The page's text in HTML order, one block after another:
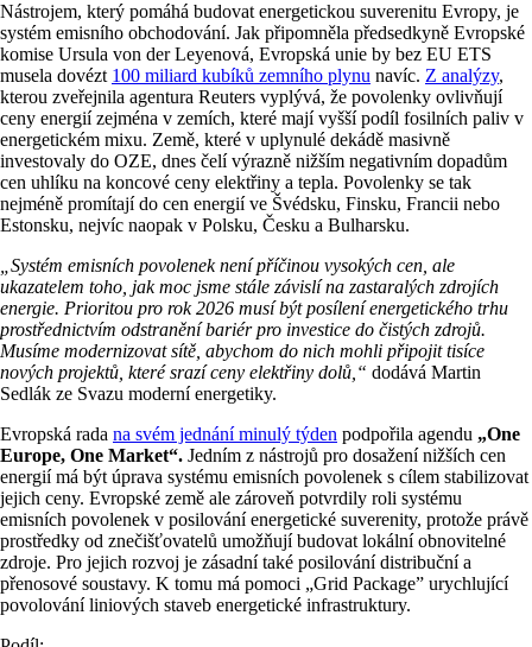
Nástrojem, který pomáhá budovat energetickou suverenitu Evropy, je
systém emisního obchodování. Jak připomněla předsedkyně Evropské
komise Ursula von der Leyenová, Evropská unie by bez EU ETS
musela dovézt 100 miliard kubíků zemního plynu navíc. Z analýzy,
kterou zveřejnila agentura Reuters vyplývá, že povolenky ovlivňují
ceny energií zejména v zemích, které mají vyšší podíl fosilních paliv v
energetickém mixu. Země, které v uplynulé dekádě masivně
investovaly do OZE, dnes čelí výrazně nižším negativním dopadům
cen uhlíku na koncové ceny elektřiny a tepla. Povolenky se tak
nejméně promítají do cen energií ve Švédsku, Finsku, Francii nebo
Estonsku, nejvíc naopak v Polsku, Česku a Bulharsku.
„Systém emisních povolenek není příčinou vysokých cen, ale
ukazatelem toho, jak moc jsme stále závislí na zastaralých zdrojích
energie. Prioritou pro rok 2026 musí být posílení energetického trhu
prostřednictvím odstranění bariér pro investice do čistých zdrojů.
Musíme modernizovat sítě, abychom do nich mohli připojit tisíce
nových projektů, které srazí ceny elektřiny dolů,“ dodává Martin
Sedlák ze Svazu moderní energetiky.
Evropská rada na svém jednání minulý týden podpořila agendu „One
Europe, One Market“. Jedním z nástrojů pro dosažení nižších cen
energií má být úprava systému emisních povolenek s cílem stabilizovat
jejich ceny. Evropské země ale zároveň potvrdily roli systému
emisních povolenek v posilování energetické suverenity, protože právě
prostředky od znečišťovatelů umožňují budovat lokální obnovitelné
zdroje. Pro jejich rozvoj je zásadní také posilování distribuční a
přenosové soustavy. K tomu má pomoci „Grid Package” urychlující
povolování liniových staveb energetické infrastruktury.